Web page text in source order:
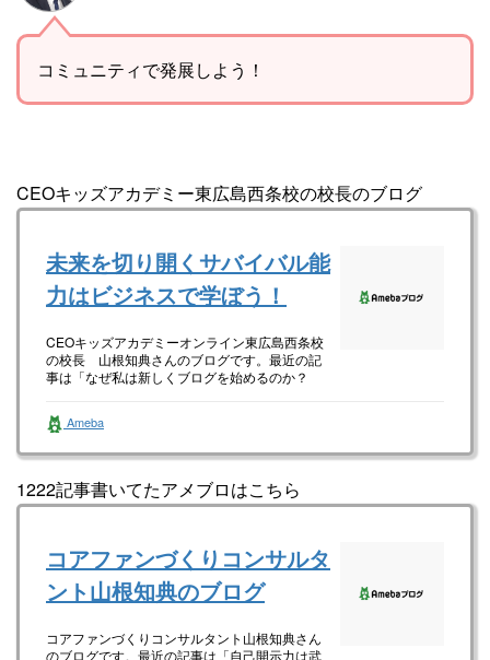
コミュニティで発展しよう！
CEOキッズアカデミー東広島西条校の校長のブログ
未来を切り開くサバイバル能
力はビジネスで学ぼう！
CEOキッズアカデミーオンライン東広島西条校
の校長 山根知典さんのブログです。最近の記
事は「なぜ私は新しくブログを始めるのか？
Ameba
1222記事書いてたアメブロはこちら
コアファンづくりコンサルタ
ント山根知典のブログ
コアファンづくりコンサルタント山根知典さん
のブログです。最近の記事は「自己開示力は武